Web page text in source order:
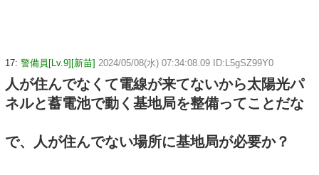
17: 警備員[Lv.9][新苗] 2024/05/08(水) 07:34:08.09 ID:L5gSZ99Y0
人が住んでなくて電線が来てないから太陽光パ
ネルと蓄電池で動く基地局を整備ってことだな
で、人が住んでない場所に基地局が必要か？